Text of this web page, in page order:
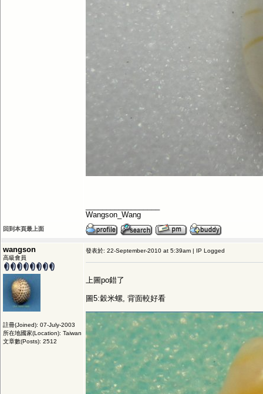
Wangson_Wang
回到本頁最上面
wangson
高級會員
註冊(Joined): 07-July-2003
所在地國家(Location): Taiwan
文章數(Posts): 2512
發表於: 22-September-2010 at 5:39am | IP Logged
上圖po錯了
圖5:穀米螺, 背面較好看